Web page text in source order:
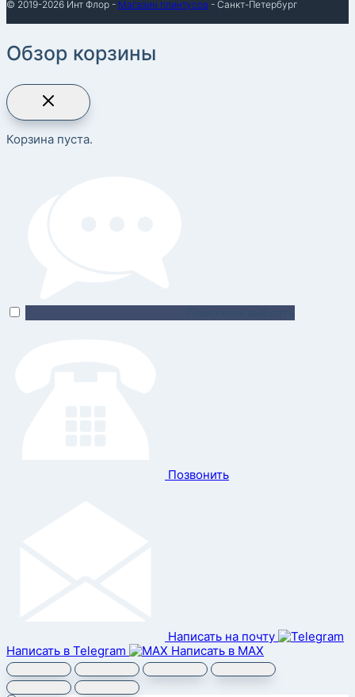
© 2019-2026 Инт Флор - Магазин плинтусов - Санкт-Петербург
Обзор корзины
Корзина пуста.
Позвонить
Написать на почту
Написать в Telegram
Написать в MAX